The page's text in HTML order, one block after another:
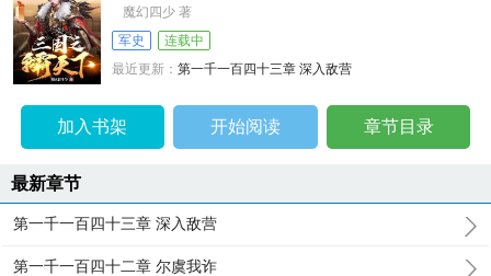
魔幻四少 著
军史
连载中
最近更新：第一千一百四十三章 深入敌营
加入书架 开始阅读 章节目录
最新章节
第一千一百四十三章 深入敌营
第一千一百四十二章 尔虞我诈